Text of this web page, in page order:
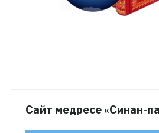
Сайт медресе «Синан-